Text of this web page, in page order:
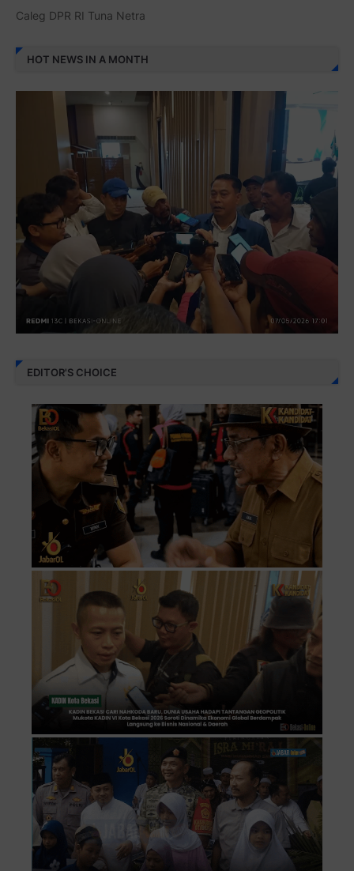
Caleg DPR RI Tuna Netra
HOT NEWS IN A MONTH
EDITOR'S CHOICE